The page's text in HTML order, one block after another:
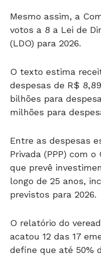
Mesmo assim, a
votos a 8 a Lei de
(LDO) para 2026.
O texto estima
despesas de R$
bilhões para
milhões para
Entre as despesas
Privada (PPP) com
que prevê
longo de 25 anos,
previstos para 2026.
O relatório do
acatou 12 das 17
define que até 50%